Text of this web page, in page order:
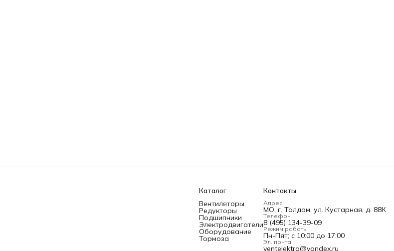
Каталог
Вентиляторы
Редукторы
Подшипники
Электродвигатели
Оборудование
Тормоза
Контакты
Адрес
МО, г. Талдом, ул. Кустарная, д. 88К
Телефон
8 (495) 134-39-09
Режим работы
Пн-Пят; c 10:00 до 17:00
Эл. почта
ventelektro@yandex.ru